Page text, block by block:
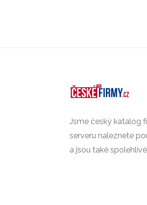
Jsme český katalog
serveru naleznete
a jsou také